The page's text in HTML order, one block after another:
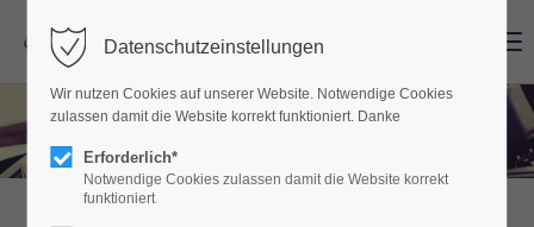
Datenschutzeinstellungen
Wir nutzen Cookies auf unserer Website. Notwendige Cookies
zulassen damit die Website korrekt funktioniert. Danke
Erforderlich*
Notwendige Cookies zulassen damit die Website korrekt
funktioniert